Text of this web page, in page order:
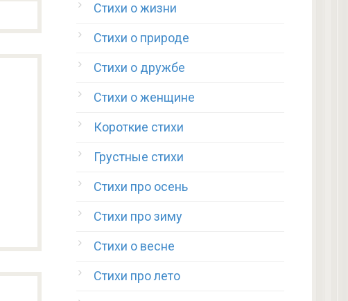
Стихи о жизни
Стихи о природе
Стихи о дружбе
Стихи о женщине
Короткие стихи
Грустные стихи
Стихи про осень
Стихи про зиму
Стихи о весне
Стихи про лето